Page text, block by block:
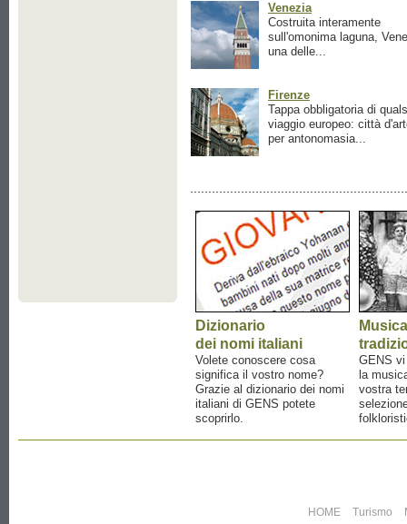
Venezia
Costruita interamente
sull'omonima laguna,
una delle...
Firenze
Tappa obbligatoria di
viaggio europeo: città
per antonomasia...
Dizionario
dei nomi italiani
Volete conoscere cosa
significa il vostro nome?
Grazie al dizionario dei nomi
italiani di GENS potete
scoprirlo.
Musica
GENS
la
vostra
HOME Turismo